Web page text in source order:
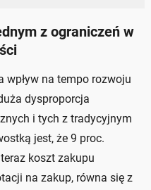
z ograniczeń w
wpływ na tempo rozwoju
dysproporcja
i tych z tradycyjnym
jest, że 9 proc.
koszt zakupu
na zakup, równa się z